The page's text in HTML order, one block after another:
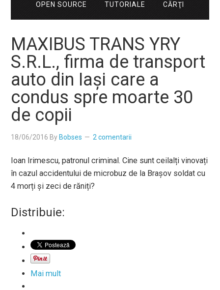
OPEN SOURCE TUTORIALE CĂRŢI
MAXIBUS TRANS YRY
S.R.L., firma de transport
auto din Iași care a
condus spre moarte 30
de copii
18/06/2016 By Bobses 2 comentarii
Ioan Irimescu, patronul criminal. Cine sunt ceilalți vinovați
în cazul accidentului de microbuz de la Brașov soldat cu
4 morți și zeci de răniți?
Distribuie:
Mai mult